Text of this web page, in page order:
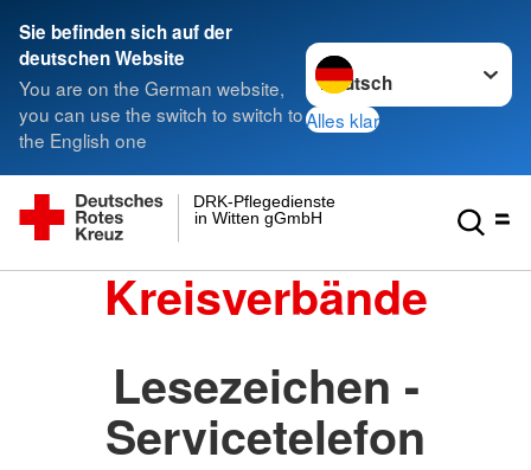
Sie befinden sich auf der
deutschen Website
You are on the German website,
you can use the switch to switch to
the English one
Sprache wechseln zu
Alles klar
in Witten gGmbH
DRK-Pflegedienste
Kreisverbände
Lesezeichen -
Servicetelefon